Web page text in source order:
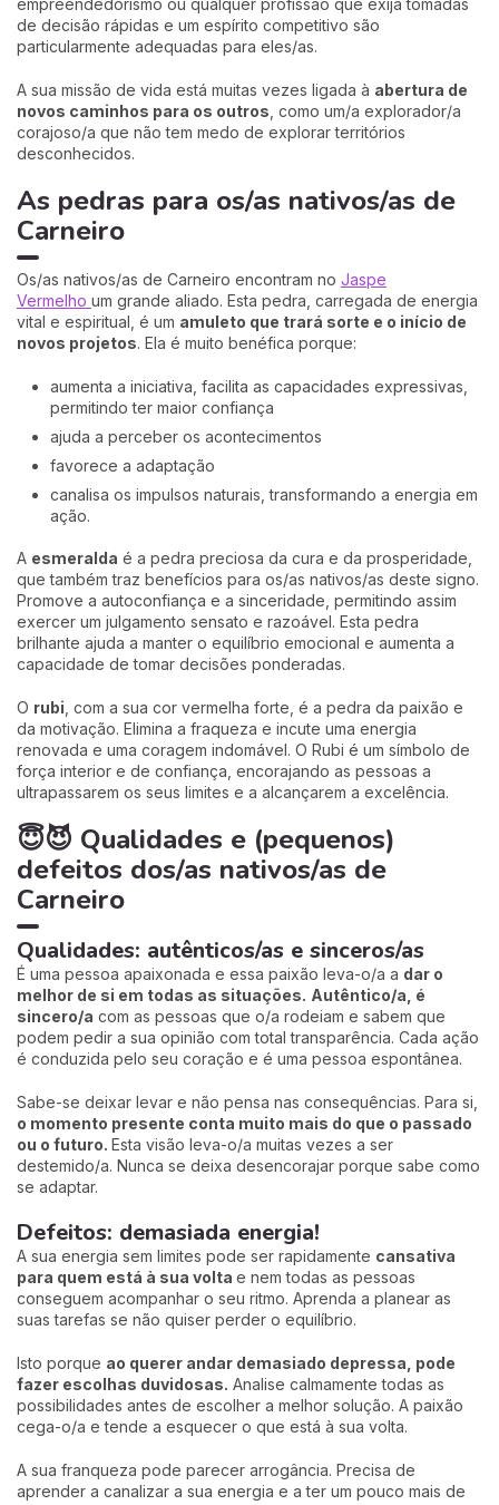
empreendedorismo ou qualquer profissão que exija tomadas
de decisão rápidas e um espírito competitivo são
particularmente adequadas para eles/as.
A sua missão de vida está muitas vezes ligada à abertura de
novos caminhos para os outros , como um/a explorador/a
corajoso/a que não tem medo de explorar territórios
desconhecidos.
As pedras para os/as nativos/as de
Carneiro
Os/as nativos/as de Carneiro encontram no Jaspe
Vermelho um grande aliado. Esta pedra, carregada de energia
vital e espiritual, é um amuleto que trará sorte e o início de
novos projetos. Ela é muito benéfica porque:
aumenta a iniciativa, facilita as capacidades expressivas,
permitindo ter maior confiança
ajuda a perceber os acontecimentos
favorece a adaptação
canalisa os impulsos naturais, transformando a energia em
ação.
A esmeralda é a pedra preciosa da cura e da prosperidade,
que também traz benefícios para os/as nativos/as deste signo.
Promove a autoconfiança e a sinceridade, permitindo assim
exercer um julgamento sensato e razoável. Esta pedra
brilhante ajuda a manter o equilíbrio emocional e aumenta a
capacidade de tomar decisões ponderadas.
O rubi , com a sua cor vermelha forte, é a pedra da paixão e
da motivação. Elimina a fraqueza e incute uma energia
renovada e uma coragem indomável. O Rubi é um símbolo de
força interior e de confiança, encorajando as pessoas a
ultrapassarem os seus limites e a alcançarem a excelência.
😇😈 Qualidades e (pequenos)
defeitos dos/as nativos/as de
Carneiro
Qualidades: autênticos/as e sinceros/as
É uma pessoa apaixonada e essa paixão leva-o/a a dar o
melhor de si em todas as situações. Autêntico/a, é
sincero/a com as pessoas que o/a rodeiam e sabem que
podem pedir a sua opinião com total transparência. Cada ação
é conduzida pelo seu coração e é uma pessoa espontânea.
Sabe-se deixar levar e não pensa nas consequências. Para si,
o momento presente conta muito mais do que o passado
ou o futuro. Esta visão leva-o/a muitas vezes a ser
destemido/a. Nunca se deixa desencorajar porque sabe como
se adaptar.
Defeitos: demasiada energia!
A sua energia sem limites pode ser rapidamente cansativa
para quem está à sua volta e nem todas as pessoas
conseguem acompanhar o seu ritmo. Aprenda a planear as
suas tarefas se não quiser perder o equilíbrio.
Isto porque ao querer andar demasiado depressa, pode
fazer escolhas duvidosas. Analise calmamente todas as
possibilidades antes de escolher a melhor solução. A paixão
cega-o/a e tende a esquecer o que está à sua volta.
A sua franqueza pode parecer arrogância. Precisa de
aprender a canalizar a sua energia e a ter um pouco mais de